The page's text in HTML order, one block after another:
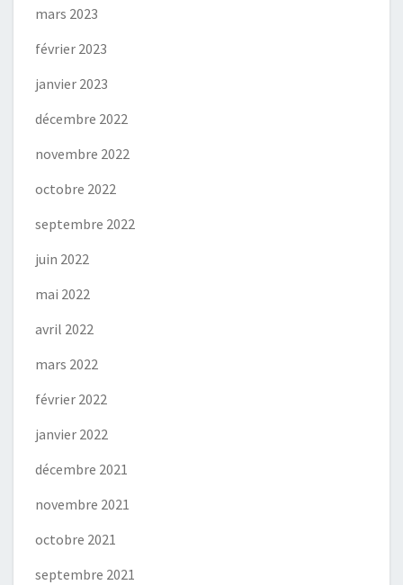
mars 2023
février 2023
janvier 2023
décembre 2022
novembre 2022
octobre 2022
septembre 2022
juin 2022
mai 2022
avril 2022
mars 2022
février 2022
janvier 2022
décembre 2021
novembre 2021
octobre 2021
septembre 2021